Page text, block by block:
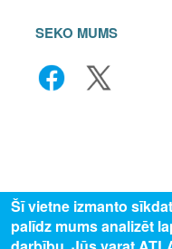
SEKO MUMS
Šī vietne izmanto
palīdz mums analizēt